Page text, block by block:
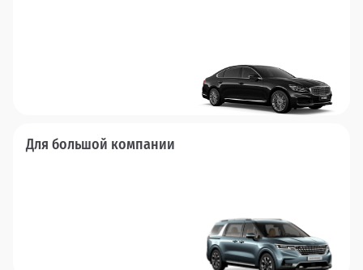
Для большой компании